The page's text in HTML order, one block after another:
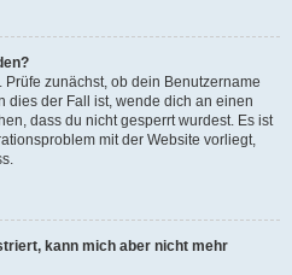
zunächst, ob dein Benutzername
dies der Fall ist, wende dich an einen
dass du nicht gesperrt wurdest. Es ist
mit der Website vorliegt,
kann mich aber nicht mehr